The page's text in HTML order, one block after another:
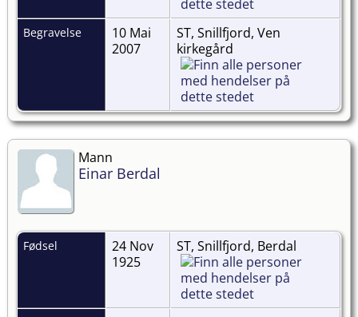
Begravelse
10 Mai
2007
ST, Snillfjord, Ven
kirkegård
Mann
Einar Berdal
Fødsel
24 Nov
1925
ST, Snillfjord, Berdal